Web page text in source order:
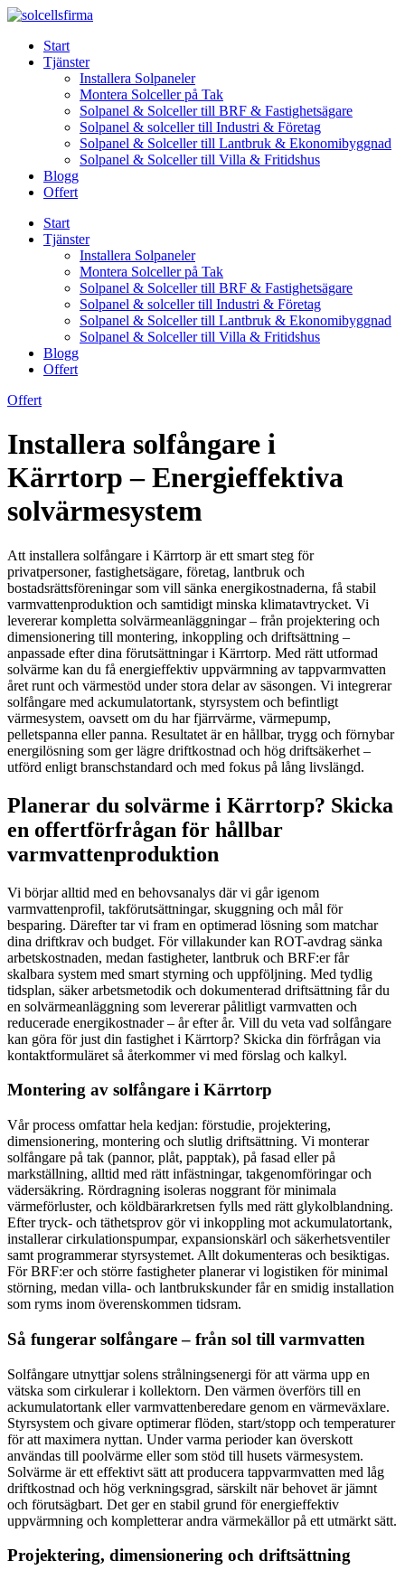
Skip
contentStart
Tjänster
Installera Solpaneler
Montera Solceller på Tak
Solpanel & Solceller till BRF & Fastighetsägare
Solpanel & solceller till Industri & Företag
Solpanel & Solceller till Lantbruk & Ekonomibyggnad
Solpanel & Solceller till Villa & Fritidshus
Blogg
Offert
Start
Tjänster
Installera Solpaneler
Montera Solceller på Tak
Solpanel & Solceller till BRF & Fastighetsägare
Solpanel & solceller till Industri & Företag
Solpanel & Solceller till Lantbruk & Ekonomibyggnad
Solpanel & Solceller till Villa & Fritidshus
Blogg
Offert
Offert
Installera solfångare i
Kärrtorp – Energieffektiva
solvärmesystem
Att installera solfångare i Kärrtorp är ett smart steg för
privatpersoner, fastighetsägare, företag, lantbruk och
bostadsrättsföreningar som vill sänka energikostnaderna, få stabil
varmvattenproduktion och samtidigt minska klimatavtrycket. Vi
levererar kompletta solvärmeanläggningar – från projektering och
dimensionering till montering, inkoppling och driftsättning –
anpassade efter dina förutsättningar i Kärrtorp. Med rätt utformad
solvärme kan du få energieffektiv uppvärmning av tappvarmvatten
året runt och värmestöd under stora delar av säsongen. Vi integrerar
solfångare med ackumulatortank, styrsystem och befintligt
värmesystem, oavsett om du har fjärrvärme, värmepump,
pelletspanna eller panna. Resultatet är en hållbar, trygg och förnybar
energilösning som ger lägre driftkostnad och hög driftsäkerhet –
utförd enligt branschstandard och med fokus på lång livslängd.
Planerar du solvärme i Kärrtorp? Skicka
en offertförfrågan för hållbar
varmvattenproduktion
Vi börjar alltid med en behovsanalys där vi går igenom
varmvattenprofil, takförutsättningar, skuggning och mål för
besparing. Därefter tar vi fram en optimerad lösning som matchar
dina driftkrav och budget. För villakunder kan ROT-avdrag sänka
arbetskostnaden, medan fastigheter, lantbruk och BRF:er får
skalbara system med smart styrning och uppföljning. Med tydlig
tidsplan, säker arbetsmetodik och dokumenterad driftsättning får du
en solvärmeanläggning som levererar pålitligt varmvatten och
reducerade energikostnader – år efter år. Vill du veta vad solfångare
kan göra för just din fastighet i Kärrtorp? Skicka din förfrågan via
kontaktformuläret så återkommer vi med förslag och kalkyl.
Montering av solfångare i Kärrtorp
Vår process omfattar hela kedjan: förstudie, projektering,
dimensionering, montering och slutlig driftsättning. Vi monterar
solfångare på tak (pannor, plåt, papptak), på fasad eller på
markställning, alltid med rätt infästningar, takgenomföringar och
vädersäkring. Rördragning isoleras noggrant för minimala
värmeförluster, och köldbärarkretsen fylls med rätt glykolblandning.
Efter tryck- och täthetsprov gör vi inkoppling mot ackumulatortank,
installerar cirkulationspumpar, expansionskärl och säkerhetsventiler
samt programmerar styrsystemet. Allt dokumenteras och besiktigas.
För BRF:er och större fastigheter planerar vi logistiken för minimal
störning, medan villa- och lantbrukskunder får en smidig installation
som ryms inom överenskommen tidsram.
Så fungerar solfångare – från sol till varmvatten
Solfångare utnyttjar solens strålningsenergi för att värma upp en
vätska som cirkulerar i kollektorn. Den värmen överförs till en
ackumulatortank eller varmvattenberedare genom en värmeväxlare.
Styrsystem och givare optimerar flöden, start/stopp och temperaturer
för att maximera nyttan. Under varma perioder kan överskott
användas till poolvärme eller som stöd till husets värmesystem.
Solvärme är ett effektivt sätt att producera tappvarmvatten med låg
driftkostnad och hög verkningsgrad, särskilt när behovet är jämnt
och förutsägbart. Det ger en stabil grund för energieffektiv
uppvärmning och kompletterar andra värmekällor på ett utmärkt sätt.
Projektering, dimensionering och driftsättning